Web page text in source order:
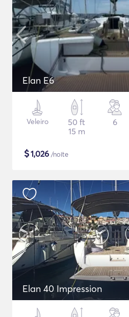
Elan E6
Veleiro
50 ft
15 m
6
$1,026 /noite
Elan 40 Impression